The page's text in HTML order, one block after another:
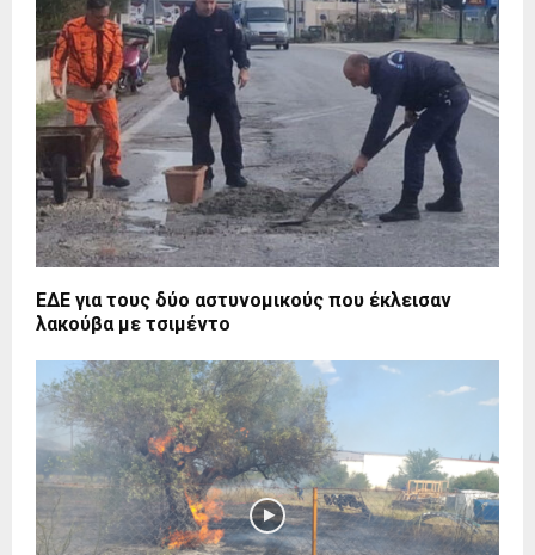
ΕΔΕ για τους δύο αστυνομικούς που έκλεισαν
λακούβα με τσιμέντο